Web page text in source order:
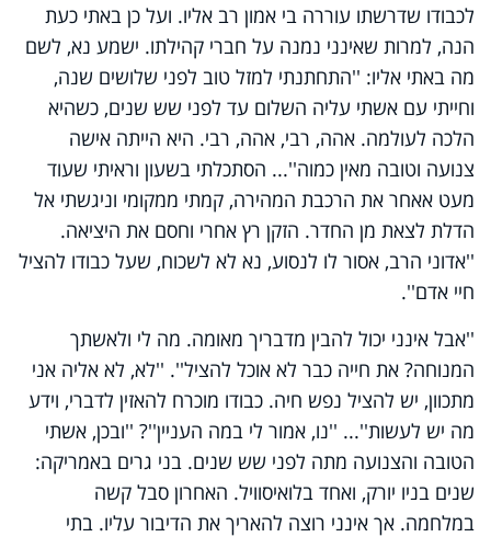
לכבודו שדרשתו עוררה בי אמון רב אליו. ועל כן באתי כעת
הנה, למרות שאינני נמנה על חברי קהילתו. ישמע נא, לשם
מה באתי אליו: ''התחתנתי למזל טוב לפני שלושים שנה,
וחייתי עם אשתי עליה השלום עד לפני שש שנים, כשהיא
הלכה לעולמה. אהה, רבי, אהה, רבי. היא הייתה אישה
צנועה וטובה מאין כמוה''... הסתכלתי בשעון וראיתי שעוד
מעט אאחר את הרכבת המהירה, קמתי ממקומי וניגשתי אל
הדלת לצאת מן החדר. הזקן רץ אחרי וחסם את היציאה.
''אדוני הרב, אסור לו לנסוע, נא לא לשכוח, שעל כבודו להציל
חיי אדם''.
''אבל אינני יכול להבין מדבריך מאומה. מה לי ולאשתך
המנוחה? את חייה כבר לא אוכל להציל''. ''לא, לא אליה אני
מתכוון, יש להציל נפש חיה. כבודו מוכרח להאזין לדברי, וידע
מה יש לעשות''... ''נו, אמור לי במה העניין''? ''ובכן, אשתי
הטובה והצנועה מתה לפני שש שנים. בני גרים באמריקה:
שנים בניו יורק, ואחד בלואיסוויל. האחרון סבל קשה
במלחמה. אך אינני רוצה להאריך את הדיבור עליו. בתי